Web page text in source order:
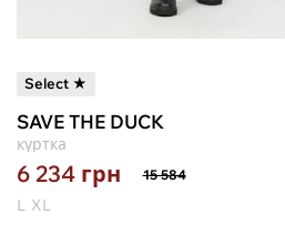
Select ★
SAVE THE DUCK
куртка
6 234 грн 15 584
L XL